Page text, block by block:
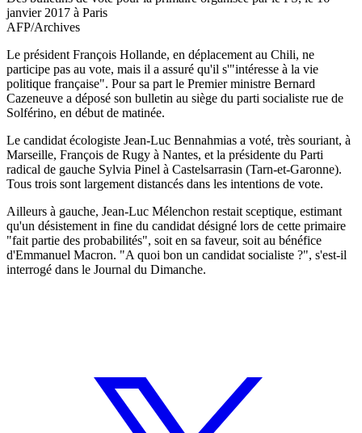
janvier 2017 à Paris
AFP/Archives
Le président François Hollande, en déplacement au Chili, ne
participe pas au vote, mais il a assuré qu'il s'"intéresse à la vie
politique française". Pour sa part le Premier ministre Bernard
Cazeneuve a déposé son bulletin au siège du parti socialiste rue de
Solférino, en début de matinée.
Le candidat écologiste Jean-Luc Bennahmias a voté, très souriant, à
Marseille, François de Rugy à Nantes, et la présidente du Parti
radical de gauche Sylvia Pinel à Castelsarrasin (Tarn-et-Garonne).
Tous trois sont largement distancés dans les intentions de vote.
Ailleurs à gauche, Jean-Luc Mélenchon restait sceptique, estimant
qu'un désistement in fine du candidat désigné lors de cette primaire
"fait partie des probabilités", soit en sa faveur, soit au bénéfice
d'Emmanuel Macron. "A quoi bon un candidat socialiste ?", s'est-il
interrogé dans le Journal du Dimanche.